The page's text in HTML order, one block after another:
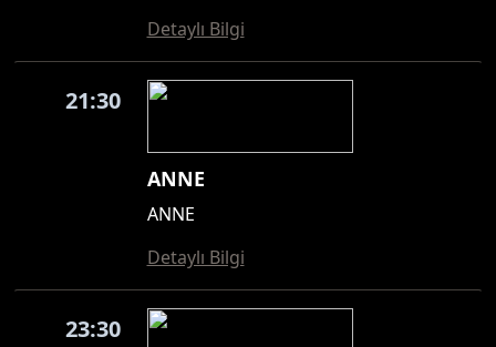
Detaylı Bilgi
21:30
ANNE
ANNE
Detaylı Bilgi
23:30